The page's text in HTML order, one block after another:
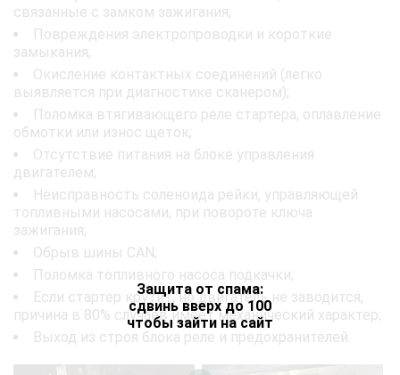
Защита от спама:
сдвинь вверх до 100
чтобы зайти на сайт
связанные с замком зажигания;
Повреждения электропроводки и короткие
замыкания;
Окисление контактных соединений (легко
выявляется при диагностике сканером);
Поломка втягивающего реле стартера, оплавление
обмотки или износ щеток;
Отсутствие питания на блоке управления
двигателем;
Неисправность соленоида рейки, управляющей
топливными насосами, при повороте ключа
зажигания;
Обрыв шины CAN;
Поломка топливного насоса подкачки;
Если стартер крутит, но двигатель не заводится,
причина в 80% случаев имеет механический характер;
Выход из строя блока реле и предохранителей.